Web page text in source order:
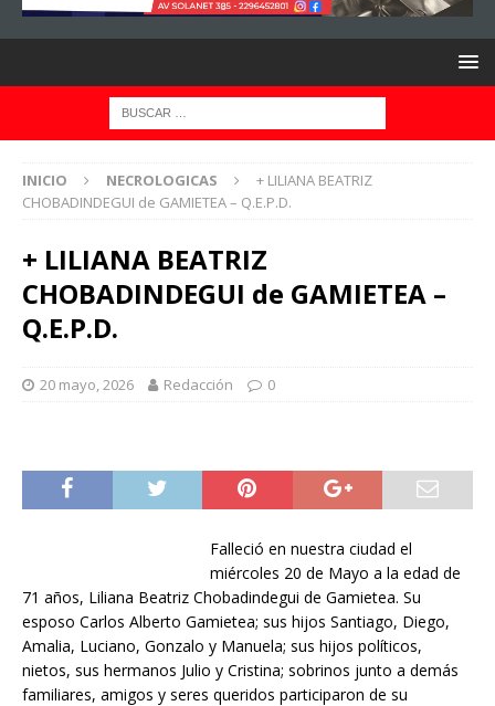
INICIO NECROLOGICAS
+ LILIANA BEATRIZ
CHOBADINDEGUI de GAMIETEA – Q.E.P.D.
+ LILIANA BEATRIZ
CHOBADINDEGUI de GAMIETEA –
Q.E.P.D.
20 mayo, 2026 Redacción 0
Falleció en nuestra ciudad el
miércoles 20 de Mayo a la edad de
71 años, Liliana Beatriz Chobadindegui de Gamietea. Su
esposo Carlos Alberto Gamietea; sus hijos Santiago, Diego,
Amalia, Luciano, Gonzalo y Manuela; sus hijos políticos,
nietos, sus hermanos Julio y Cristina; sobrinos junto a demás
familiares, amigos y seres queridos participaron de su